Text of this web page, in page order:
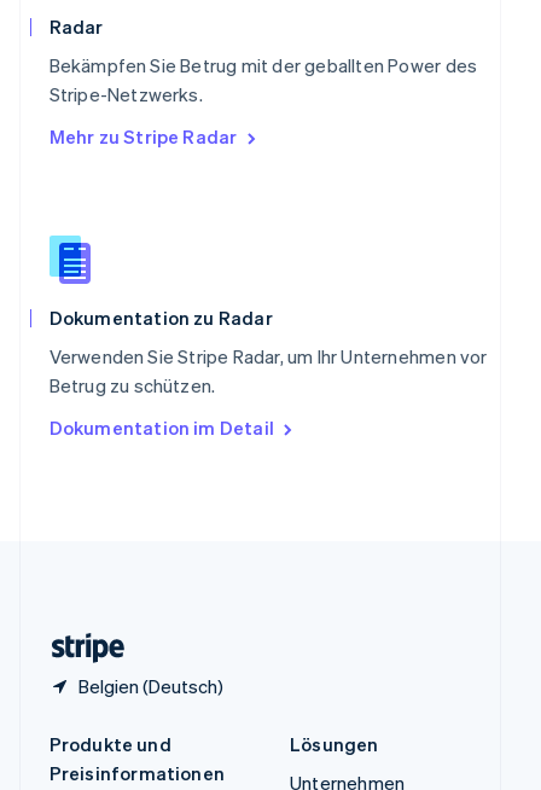
Radar
Bekämpfen Sie Betrug mit der geballten Power des
Stripe-Netzwerks.
Mehr zu Stripe Radar
Dokumentation zu Radar
Verwenden Sie Stripe Radar, um Ihr Unternehmen vor
Betrug zu schützen.
Dokumentation im Detail
Belgien (Deutsch)
Singapur
English 简体中文
Slowakei
English
Slowenien
English
Spanien
Español
Thailand
Tschechische Republik
English
English
Produkte und
Preisinformationen
Lösungen
Unternehmen